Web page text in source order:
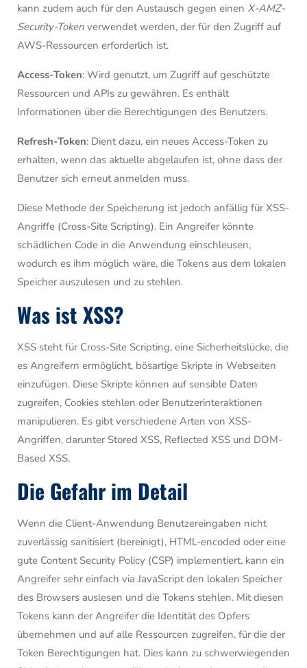
kann zudem auch für den Austausch gegen einen X-AMZ-
Security-Token verwendet werden, der für den Zugriff auf
AWS-Ressourcen erforderlich ist.
Access-Token: Wird genutzt, um Zugriff auf geschützte
Ressourcen und APIs zu gewähren. Es enthält
Informationen über die Berechtigungen des Benutzers.
Refresh-Token: Dient dazu, ein neues Access-Token zu
erhalten, wenn das aktuelle abgelaufen ist, ohne dass der
Benutzer sich erneut anmelden muss.
Diese Methode der Speicherung ist jedoch anfällig für XSS-
Angriffe (Cross-Site Scripting). Ein Angreifer könnte
schädlichen Code in die Anwendung einschleusen,
wodurch es ihm möglich wäre, die Tokens aus dem lokalen
Speicher auszulesen und zu stehlen.
Was ist XSS?
XSS steht für Cross-Site Scripting, eine Sicherheitslücke, die
es Angreifern ermöglicht, bösartige Skripte in Webseiten
einzufügen. Diese Skripte können auf sensible Daten
zugreifen, Cookies stehlen oder Benutzerinteraktionen
manipulieren. Es gibt verschiedene Arten von XSS-
Angriffen, darunter Stored XSS, Reflected XSS und DOM-
Based XSS.
Die Gefahr im Detail
Wenn die Client-Anwendung Benutzereingaben nicht
zuverlässig sanitisiert (bereinigt), HTML-encoded oder eine
gute Content Security Policy (CSP) implementiert, kann ein
Angreifer sehr einfach via JavaScript den lokalen Speicher
des Browsers auslesen und die Tokens stehlen. Mit diesen
Tokens kann der Angreifer die Identität des Opfers
übernehmen und auf alle Ressourcen zugreifen, für die der
Token Berechtigungen hat. Dies kann zu schwerwiegenden